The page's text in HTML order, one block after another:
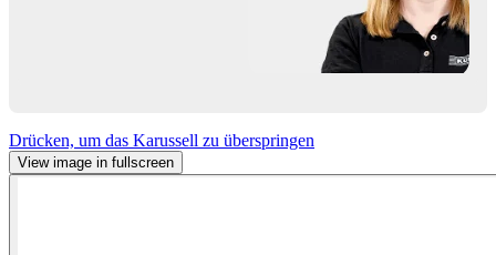
Drücken, um das Karussell zu überspringen
View image in fullscreen